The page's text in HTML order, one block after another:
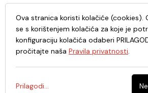
Ova stranica koristi kolačiće (cookies).
se s korištenjem kolačića za koje je
konfiguraciju kolačića odaberi
pročitajte naša Pravila privatnosti.
Prilagodi...